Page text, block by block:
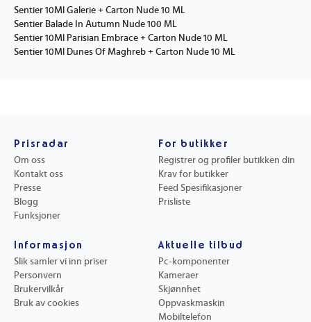
Sentier 10Ml Galerie + Carton Nude 10 ML
Sentier Balade In Autumn Nude 100 ML
Sentier 10Ml Parisian Embrace + Carton Nude 10 ML
Sentier 10Ml Dunes Of Maghreb + Carton Nude 10 ML
Prisradar
Om oss
Kontakt oss
Presse
Blogg
Funksjoner
For butikker
Registrer og profiler butikken din
Krav for butikker
Feed Spesifikasjoner
Prisliste
Informasjon
Slik samler vi inn priser
Personvern
Brukervilkår
Bruk av cookies
Aktuelle tilbud
Pc-komponenter
Kameraer
Skjønnhet
Oppvaskmaskin
Mobiltelefon